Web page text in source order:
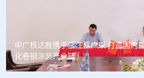
塞内加尔寻求利用核能提升农业生产力